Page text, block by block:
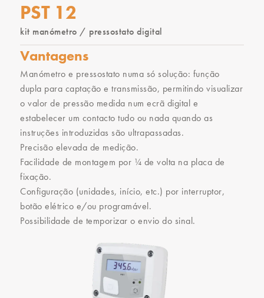
PST 12
kit manómetro / pressostato digital
Vantagens
Manómetro e pressostato numa só solução: função
dupla para captação e transmissão, permitindo visualizar
o valor de pressão medida num ecrã digital e
estabelecer um contacto tudo ou nada quando as
instruções introduzidas são ultrapassadas.
Precisão elevada de medição.
Facilidade de montagem por 1⁄4 de volta na placa de
fixação.
Configuração (unidades, início, etc.) por interruptor,
botão elétrico e/ou programável.
Possibilidade de temporizar o envio do sinal.